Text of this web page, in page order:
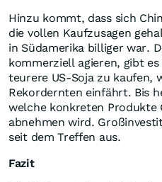
Hinzu kommt, dass sich
die vollen Kaufzusagen
in Südamerika billiger war.
kommerziell agieren, gibt
teurere US-Soja zu kaufen,
Rekordernten einfährt. Bis
welche konkreten Produkte
abnehmen wird.
seit dem Treffen aus.
Fazit